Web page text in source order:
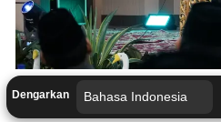
Dengarkan